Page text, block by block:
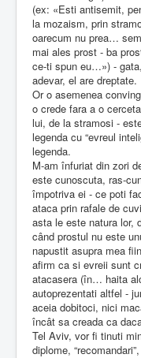
(ex: «Esti antisemit,
la mozaism, prin
oarecum nu prea…
mai ales prost - ba
ce-ti spun eu…») -
adevar, el are dreptate.
Or o asemenea
o crede fara a o
lui, de la stramosi -
legenda cu “evreul
legenda.
M-am înfuriat din zori
este cunoscuta, ras-
împotriva ei - ce poti
ataca prin rafale de
asta le este natura lor,
când prostul nu este
napustit asupra mea
afirm ca si evreii sunt
atacasera (în… haita
autoprezentati altfel -
aceia dobitoci, nici
încât sa creada ca
Tel Aviv, vor fi tinuti
diplome,